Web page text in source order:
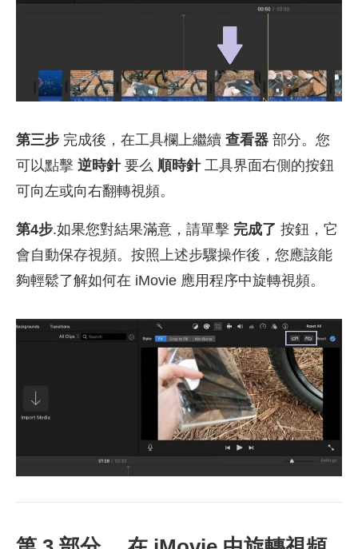
第三步 完成後，在工具欄上繼續 查看器 部分。您
可以點擊 逆時針要么 順時針工具界面右側的按鈕
可向左或向右翻轉視頻。
第4步.如果您對結果滿意，請單擊 完成了 按鈕，它
會自動保存視頻。按照上述步驟操作後，您應該能
夠輕鬆了解如何在 iMovie 應用程序中旋轉視頻。